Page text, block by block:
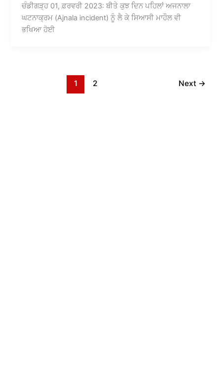
ਚੰਡੀਗੜ੍ਹ 01, ਫ਼ਰਵਰੀ 2023: ਬੀਤੇ ਕੁਝ ਦਿਨ ਪਹਿਲਾਂ ਅਜਨਾਲਾ
ਘਟਨਾਕ੍ਰਮ (Ajnala incident) ਨੂੰ ਲੈ ਕੇ ਸਿਆਸੀ ਮਾਹੌਲ ਵੀ
ਭਖਿਆ ਹੋਈ
1 2 Next →